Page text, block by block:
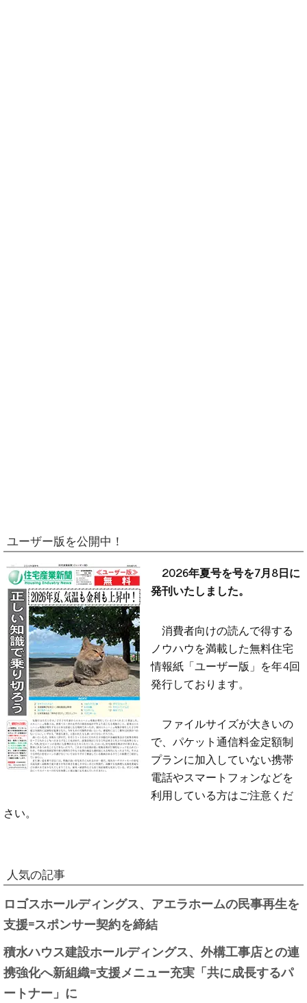
ユーザー版を公開中！
2026年夏号を号を7月8日に
発刊いたしました。
消費者向けの読んで得する
ノウハウを満載した無料住宅
情報紙「ユーザー版」を年4回
発行しております。
ファイルサイズが大きいの
で、パケット通信料金定額制
プランに加入していない携帯
電話やスマートフォンなどを
利用している方はご注意くだ
さい。
人気の記事
ロゴスホールディングス、アエラホームの民事再生を
支援=スポンサー契約を締結
積水ハウス建設ホールディングス、外構工事店との連
携強化へ新組織=支援メニュー充実「共に成長するパ
ートナー」に